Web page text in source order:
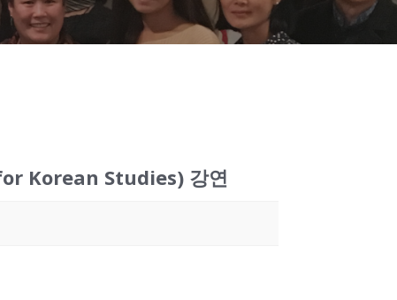
Korean Studies) 강연